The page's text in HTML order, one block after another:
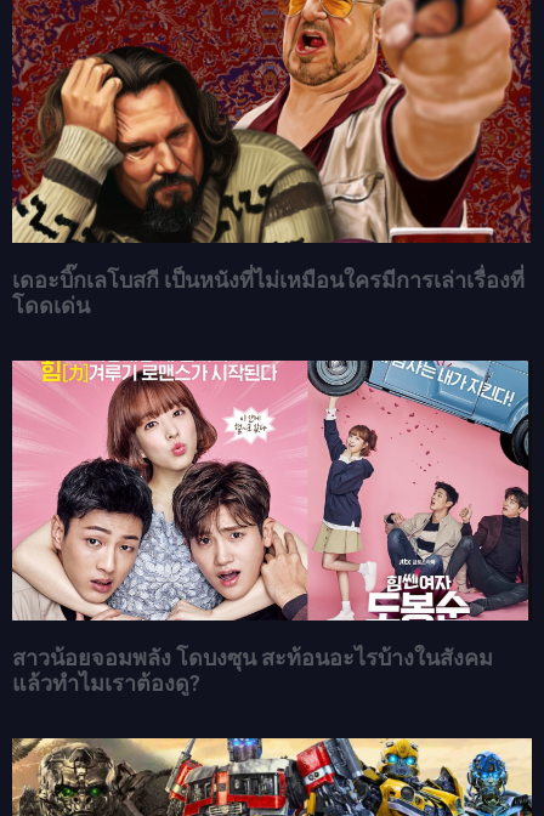
เดอะบิ๊กเลโบสกี เป็นหนังที่ไม่เหมือนใครมีการเล่าเรื่องที่
โดดเด่น
สาวน้อยจอมพลัง โดบงซุน สะท้อนอะไรบ้างในสังคม
แล้วทำไมเราต้องดู?